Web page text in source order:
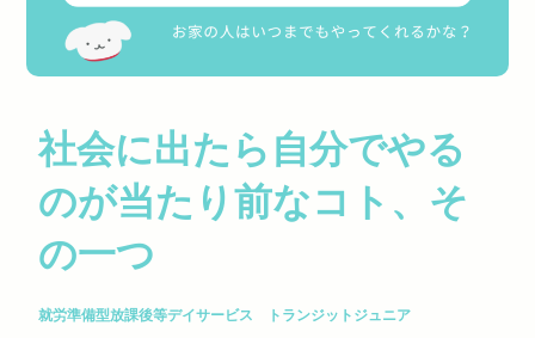
社会に出たら自分でやる
のが当たり前なコト、そ
の一つ
就労準備型放課後等デイサービス トランジットジュニア